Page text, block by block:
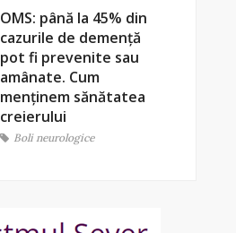
OMS: până la 45% din
cazurile de demență
pot fi prevenite sau
amânate. Cum
menținem sănătatea
creierului
Boli neurologice